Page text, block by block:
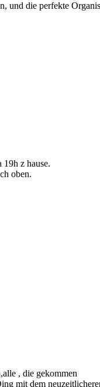
und die perfekte
z hause.
oben.
, die gekommen
mit dem